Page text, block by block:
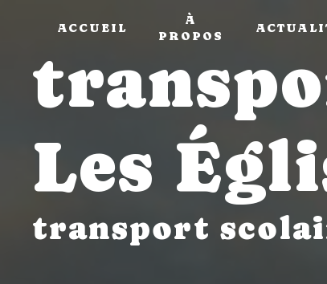
ACCUEIL
À
PROPOS
Les
transport
Panneau de gestion des cookies